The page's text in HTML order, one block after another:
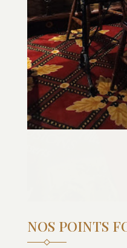
unique de facteurs